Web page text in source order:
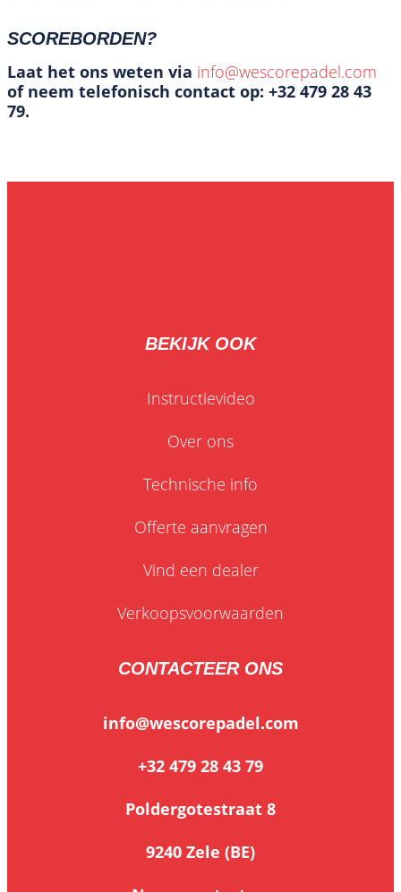
SCOREBORDEN?
Laat het ons weten via info@wescorepadel.com
of neem telefonisch contact op: +32 479 28 43
79.
BEKIJK OOK
Instructievideo
Over ons
Technische info
Offerte aanvragen
Vind een dealer
Verkoopsvoorwaarden
CONTACTEER ONS
info@wescorepadel.com
+32 479 28 43 79
Poldergotestraat 8
9240 Zele (BE)